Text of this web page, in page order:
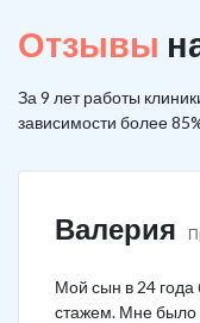
Отзывы
За 9 лет работы
зависимости более
Валерия
Мой сын в 24
стажем. Мне было